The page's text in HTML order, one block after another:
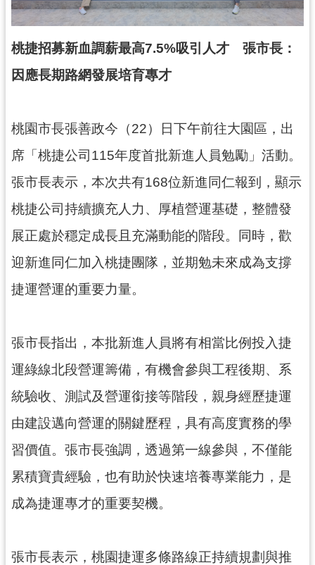
息
公
告
便
務
政
資
訊
公
開
首
網
導
覽
市
信
箱
常
答
桃捷招募新血調薪最高7.5%吸引人才 張市長：
因應長期路網發展培育專才
桃園市長張善政今（22）日下午前往大園區，出
席「桃捷公司115年度首批新進人員勉勵」活動。
張市長表示，本次共有168位新進同仁報到，顯示
桃捷公司持續擴充人力、厚植營運基礎，整體發
展正處於穩定成長且充滿動能的階段。同時，歡
迎新進同仁加入桃捷團隊，並期勉未來成為支撐
捷運營運的重要力量。
張市長指出，本批新進人員將有相當比例投入捷
運綠線北段營運籌備，有機會參與工程後期、系
統驗收、測試及營運銜接等階段，親身經歷捷運
由建設邁向營運的關鍵歷程，具有高度實務的學
習價值。張市長強調，透過第一線參與，不僅能
累積寶貴經驗，也有助於快速培養專業能力，是
成為捷運專才的重要契機。
張市長表示，桃園捷運多條路線正持續規劃與推